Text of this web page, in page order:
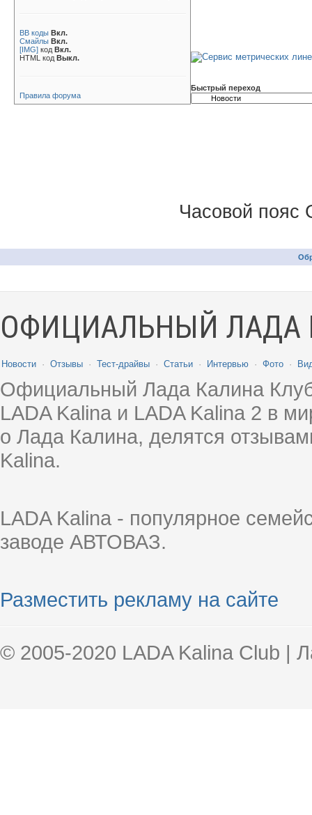
BB коды Вкл.
Смайлы Вкл.
[IMG] код Вкл.
HTML код Выкл.
Правила форума
Быстрый переход
Часовой пояс
ОФИЦИАЛЬНЫЙ ЛАДА
Новости · Отзывы · Тест-драйвы · Статьи · Интервью · Фото ·
Официальный Лада Калина
LADA Kalina и LADA Kalina 2 в
о Лада Калина, делятся
Kalina.
LADA Kalina - популярное
заводе АВТОВАЗ.
Разместить рекламу на сайте
© 2005-2020 LADA Kalina Club |